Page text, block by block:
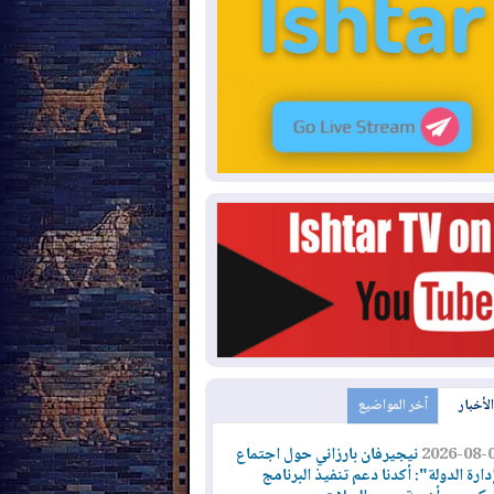
الأخبار آخر المواضيع
2026-08-نيجيرفان بارزاني حول اجتماع
الدولة": أكدنا دعم تنفيذ البرنامج